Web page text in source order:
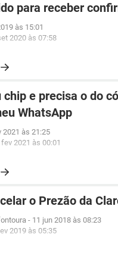
para receber
às 15:01
2020 às 07:58
chip e precisa o do
WhatsApp
2021 às 21:25
2021 às 00:01
o Prezão da
- 11 jun 2018 às 08:23
2019 às 05:35